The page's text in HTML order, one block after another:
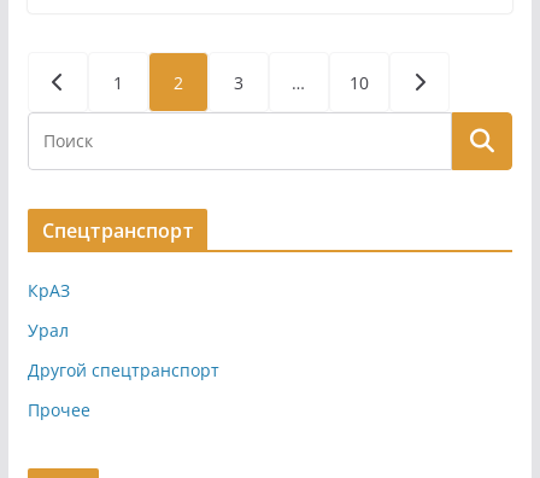
Пагинация
записей
1 2 3 … 10
Спецтранспорт
КрАЗ
Урал
Другой спецтранспорт
Прочее